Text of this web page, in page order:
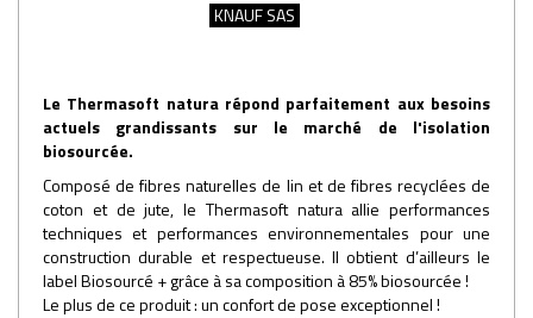
KNAUF SAS
Le Thermasoft natura répond parfaitement aux besoins
actuels grandissants sur le marché de l'isolation
biosourcée.
Composé de fibres naturelles de lin et de fibres recyclées de
coton et de jute, le Thermasoft natura allie performances
techniques et performances environnementales pour une
construction durable et respectueuse. Il obtient d’ailleurs le
label Biosourcé + grâce à sa composition à 85% biosourcée !
Le plus de ce produit : un confort de pose exceptionnel !